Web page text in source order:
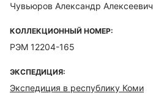
Чувьюров Александр Алексеевич
КОЛЛЕКЦИОННЫЙ НОМЕР:
РЭМ 12204-165
ЭКСПЕДИЦИЯ:
Экспедиция в республику Коми